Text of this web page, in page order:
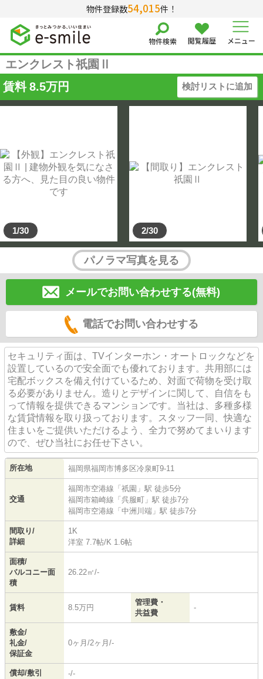
物件登録数54,015件！
物件検索 閲覧履歴 メニュー
エンクレスト祇園Ⅱ
賃料 8.5万円 検討リストに追加
1/30 2/30
パノラマ写真を見る
メールでお問い合わせする(無料)
電話でお問い合わせする
セキュリティ面は、TVインターホン・オートロックなどを
設置しているので安全面でも優れております。共用部には
宅配ボックスを備え付けているため、対面で荷物を受け取
る必要がありません。造りとデザインに関して、自信をも
って情報を提供できるマンションです。当社は、多種多様
な賃貸情報を取り扱っております。スタッフ一同、快適な
住まいをご提供いただけるよう、全力で努めてまいります
ので、ぜひ当社にお任せ下さい。
所在地 福岡県福岡市博多区冷泉町9-11
交通
福岡市空港線 「祇園 」駅 徒歩5分
福岡市箱崎線 「呉服町 」駅 徒歩7分
福岡市空港線 「中洲川端 」駅 徒歩7分
間取り/
詳細
1K
洋室 7.7帖/K 1.6帖
面積/
バルコニー面
積
26.22㎡/-
賃料 8.5万円
管理費・
共益費
-
敷金/
礼金/
保証金
0ヶ月/2ヶ月/-
償却/敷引 -/-